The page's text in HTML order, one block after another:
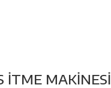
İTME MAKİNESİ